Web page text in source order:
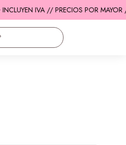
IVA // PRECIOS POR MAYOR